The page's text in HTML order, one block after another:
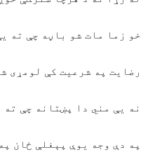
خو زما مات شو باڼه چې ته
رضايت په شرعيت کې لومړی
نه يې مني دا پښتانه چې
په دې وجه يوې پېغلې ځان